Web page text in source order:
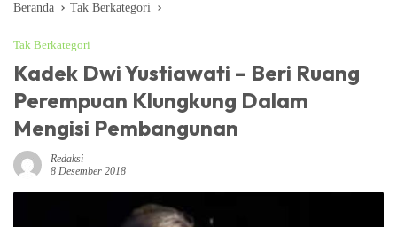
Beranda Tak Berkategori
Tak Berkategori
Kadek Dwi Yustiawati – Beri Ruang
Perempuan Klungkung Dalam
Mengisi Pembangunan
Redaksi
8 Desember 2018